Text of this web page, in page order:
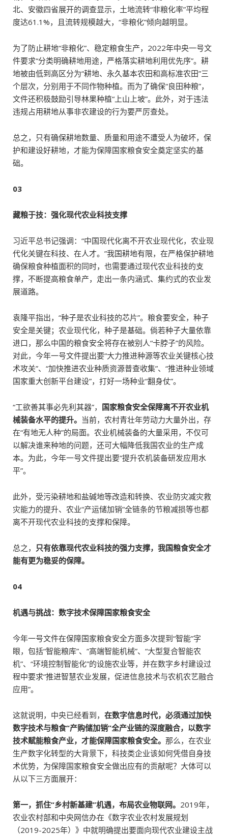
北、安徽四省展开的调查显示，土地流转“非粮化率”平均程
度达61.1%，且流转规模越大，“非粮化”倾向越明显。
为了防止耕地“非粮化”、稳定粮食生产，2022年中央一号文
件要求“分类明确耕地用途，严格落实耕地利用优先序”。耕
地被由低到高区分为“耕地、永久基本农田和高标准农田”三
个层次，分别用于不同作物种植。而为了确保“良田种粮”，
文件还积极鼓励引导林果种植“上山上坡”。此外，对于违法
违规占用耕地从事非农建设的行为要严厉查处。
总之，只有确保耕地数量、质量和用途不遭受人为破坏，保
护和建设好耕地，才能为保障国家粮食安全奠定坚实的基
础。
03
藏粮于技：强化现代农业科技支撑
习近平总书记强调：“中国现代化离不开农业现代化，农业现
代化关键在科技、在人才。”我国耕地有限，在严格保护耕地
确保粮食种植面积的同时，也需要通过现代农业科技的支
撑，不断提高粮食单产，走出一条内涵式、集约式的农业发
展道路。
袁隆平指出，“种子是农业科技的芯片”。粮食要安全，种子
安全是关键；农业现代化，种子是基础。倘若种子大量依靠
进口，那么中国的粮食安全将存在被别人“卡脖子”的风险。
对此，今年一号文件提出要“大力推进种源等农业关键核心技
术攻关”、“加快推进农业种质资源普查收集”、“推进种业领域
国家重大创新平台建设”，打好一场种业“翻身仗”。
“工欲善其事必先利其器”， 国家粮食安全保障离不开农业机
械装备水平的提升。 当前，农村青壮年劳动力大量外出，存
在“有地无人种”的局面。农业机械装备的大量采用，不仅可
以解决谁来种地的问题，还可大幅降低我国农业的生产成
本。为此，今年一号文件提出要“提升农机装备研发应用水
平”。
此外，受污染耕地和盐碱地等改造和转换、农业防灾减灾救
灾能力的提升、农业“产运储加销”全链条的节粮减损等也都
离不开现代农业科技的支撑和保障。
总之， 只有依靠现代农业科技的强力支撑，我国粮食安全才
能有更为稳妥的保障。
04
机遇与挑战：数字技术保障国家粮食安全
今年一号文件在保障国家粮食安全方面多次提到“智能”字
眼，包括“智能粮库”、“高端智能机械”、“大型复合智能农
机”、“环境控制智能化”的设施农业等，并在数字乡村建设过
程中要求“推进智慧农业发展，促进信息技术与农机农艺融合
应用”。
这就说明，中央已经看到， 在数字信息时代，必须通过加快
数字技术与粮食“产购储加销”全产业链的深度融合，以数字
技术赋能粮食产业，才能保障国家粮食安全。 那么，在农业
生产数字化转型的大背景下，科技类企业该如何凭借自身技
术优势，为保障国家粮食安全做出应有的贡献呢？大体可以
从以下三方面展开：
第一，抓住“乡村新基建”机遇，布局农业物联网。 2019年，
农业农村部和中央网信办在《数字农业农村发展规划
（2019-2025年）》中就明确提出要面向现代农业建设主战